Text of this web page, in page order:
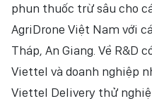
phun thuốc trừ sâu cho
AgriDrone Việt Nam với
Tháp, An Giang. Về R&D
Viettel và doanh nghiệp
Viettel Delivery thử